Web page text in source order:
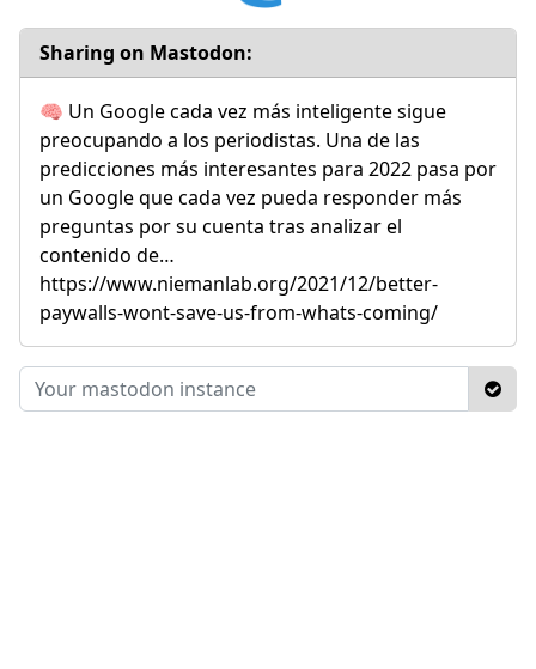
Sharing on Mastodon:
🧠 Un Google cada vez más inteligente sigue
preocupando a los periodistas. Una de las
predicciones más interesantes para 2022 pasa por
un Google que cada vez pueda responder más
preguntas por su cuenta tras analizar el
contenido de…
https://www.niemanlab.org/2021/12/better-
paywalls-wont-save-us-from-whats-coming/